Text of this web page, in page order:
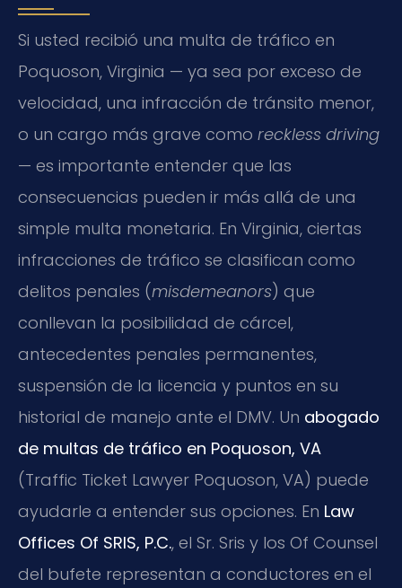
Si usted recibió una multa de tráfico en
Poquoson, Virginia — ya sea por exceso de
velocidad, una infracción de tránsito menor,
o un cargo más grave como reckless driving
— es importante entender que las
consecuencias pueden ir más allá de una
simple multa monetaria. En Virginia, ciertas
infracciones de tráfico se clasifican como
delitos penales (misdemeanors) que
conllevan la posibilidad de cárcel,
antecedentes penales permanentes,
suspensión de la licencia y puntos en su
historial de manejo ante el DMV. Un abogado
de multas de tráfico en Poquoson, VA
(Traffic Ticket Lawyer Poquoson, VA) puede
ayudarle a entender sus opciones. En Law
Offices Of SRIS, P.C., el Sr. Sris y los Of Counsel
del bufete representan a conductores en el